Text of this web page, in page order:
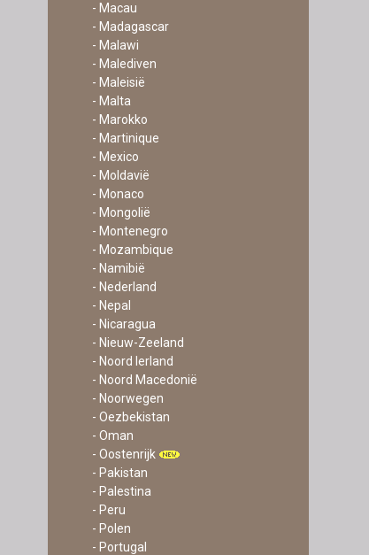
- Macau
- Madagascar
- Malawi
- Malediven
- Maleisië
- Malta
- Marokko
- Martinique
- Mexico
- Moldavië
- Monaco
- Mongolië
- Montenegro
- Mozambique
- Namibië
- Nederland
- Nepal
- Nicaragua
- Nieuw-Zeeland
- Noord Ierland
- Noord Macedonië
- Noorwegen
- Oezbekistan
- Oman
- Oostenrijk
- Pakistan
- Palestina
- Peru
- Polen
- Portugal